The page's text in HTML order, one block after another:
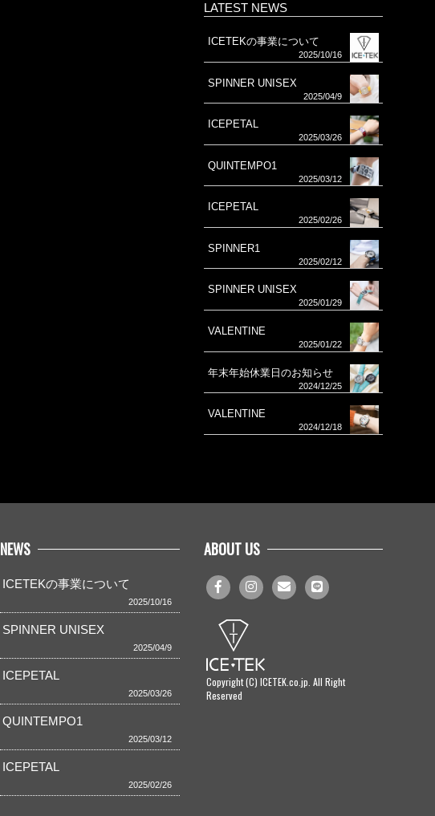
LATEST NEWS
ICETEKの事業について
2025/10/16
SPINNER UNISEX
2025/04/9
ICEPETAL
2025/03/26
QUINTEMPO1
2025/03/12
ICEPETAL
2025/02/26
SPINNER1
2025/02/12
SPINNER UNISEX
2025/01/29
VALENTINE
2025/01/22
年末年始休業日のお知らせ
2024/12/25
VALENTINE
2024/12/18
NEWS
ICETEKの事業について
2025/10/16
SPINNER UNISEX
2025/04/9
ICEPETAL
2025/03/26
QUINTEMPO1
2025/03/12
ICEPETAL
2025/02/26
ABOUT US
Copyright (C) ICETEK.co.jp. All Right
Reserved